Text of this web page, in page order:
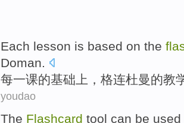
Each lesson is based on the
Doman.
每一课的基础 上 ，格连杜曼的教
youdao
The Flashcard tool can be used